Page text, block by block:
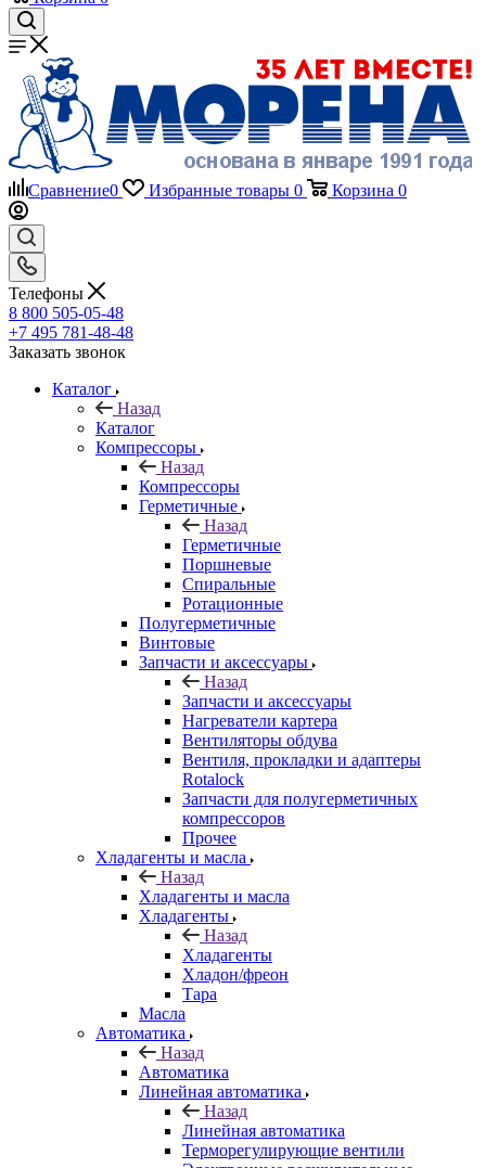
Сравнение0 Избранные товары 0 Корзина 0
Телефоны
8 800 505-05-48
+7 495 781-48-48
Заказать звонок
Каталог
Назад
Каталог
Компрессоры
Назад
Компрессоры
Герметичные
Назад
Герметичные
Поршневые
Спиральные
Ротационные
Полугерметичные
Винтовые
Запчасти и аксессуары
Назад
Запчасти и аксессуары
Нагреватели картера
Вентиляторы обдува
Вентиля, прокладки и адаптеры
Rotalock
Запчасти для полугерметичных
компрессоров
Прочее
Хладагенты и масла
Назад
Хладагенты и масла
Хладагенты
Назад
Хладагенты
Хладон/фреон
Тара
Масла
Автоматика
Назад
Автоматика
Линейная автоматика
Назад
Линейная автоматика
Терморегулирующие вентили